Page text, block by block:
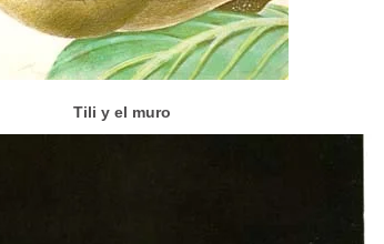
Tili y el muro